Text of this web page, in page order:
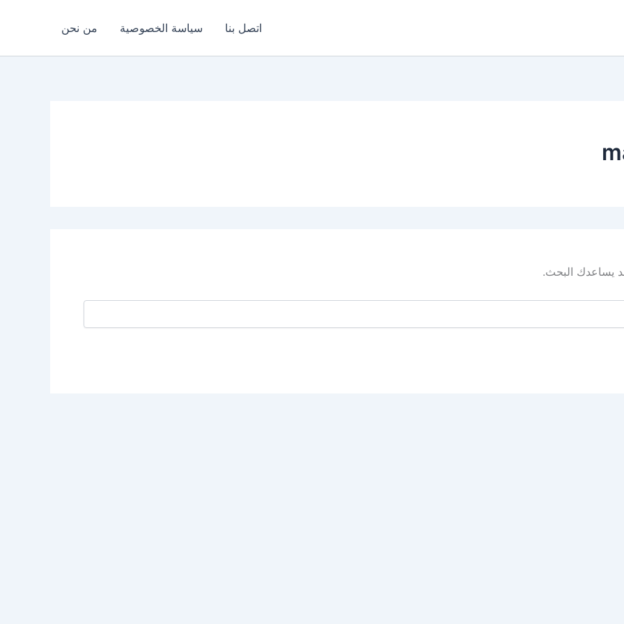
اتصل بنا سياسة الخصوصية من نحن
يساعدك البحث.